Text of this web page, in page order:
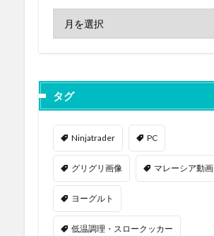
タグ
Ninjatrader PC
グリグリ画像 マレーシア動画
ヨーグルト
低温調理・スロークッカー